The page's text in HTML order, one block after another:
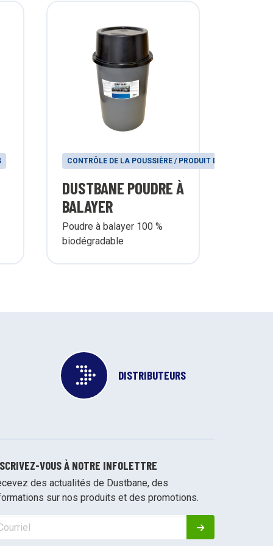
CONTRÔLE DE LA POUSSIÈRE / PRODUIT DE BALAYAGE
DUSTBANE POUDRE À
BALAYER
Poudre à balayer 100 %
biodégradable
DISTRIBUTEURS
VOUS À NOTRE INFOLETTRE
des actualités de Dustbane, des
sur nos produits et des promotions.